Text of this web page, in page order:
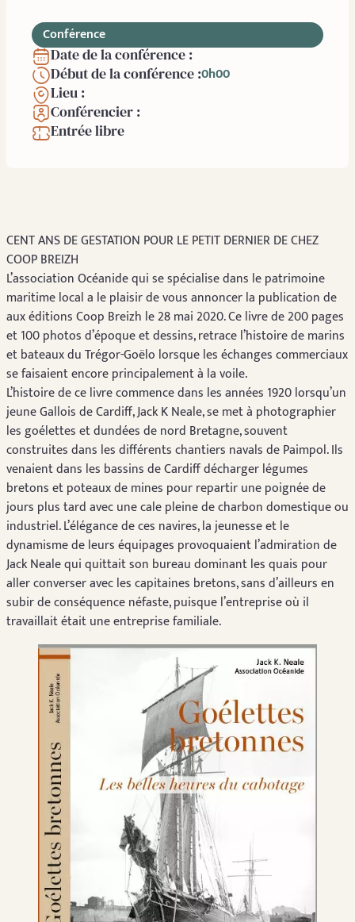
Conférence
Date de la conférence :
Début de la conférence :0h00
Lieu :
Conférencier :
Entrée libre
CENT ANS DE GESTATION POUR LE PETIT DERNIER DE CHEZ
COOP BREIZH
L’association Océanide qui se spécialise dans le patrimoine
maritime local a le plaisir de vous annoncer la publication de
aux éditions Coop Breizh le 28 mai 2020. Ce livre de 200 pages
et 100 photos d’époque et dessins, retrace l’histoire de marins
et bateaux du Trégor-Goëlo lorsque les échanges commerciaux
se faisaient encore principalement à la voile.
L’histoire de ce livre commence dans les années 1920 lorsqu’un
jeune Gallois de Cardiff, Jack K Neale, se met à photographier
les goélettes et dundées de nord Bretagne, souvent
construites dans les différents chantiers navals de Paimpol. Ils
venaient dans les bassins de Cardiff décharger légumes
bretons et poteaux de mines pour repartir une poignée de
jours plus tard avec une cale pleine de charbon domestique ou
industriel. L’élégance de ces navires, la jeunesse et le
dynamisme de leurs équipages provoquaient l’admiration de
Jack Neale qui quittait son bureau dominant les quais pour
aller converser avec les capitaines bretons, sans d’ailleurs en
subir de conséquence néfaste, puisque l’entreprise où il
travaillait était une entreprise familiale.